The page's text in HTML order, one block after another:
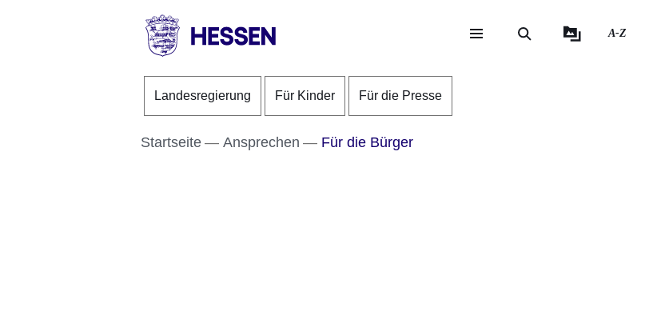
Direkt zum Kopf der Seite
Direkt zum Inhalt
Direkt zum Fuß der Seite
Landesregierung
A-Z
Landesregierung Für Kinder Für die Presse
Startseite Ansprechen Für die Bürger